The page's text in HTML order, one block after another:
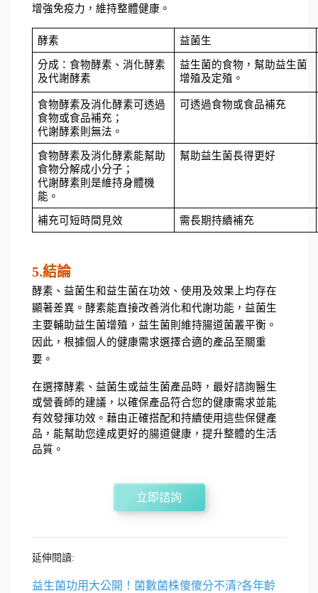
增強免疫力，維持整體健康。
酵素 益菌生
分成：食物酵素、消化酵素
及代謝酵素
益生菌的食物，幫助益生菌
增殖及定殖。
食物酵素及消化酵素可透過
食物或食品補充；
代謝酵素則無法。
可透過食物或食品補充
食物酵素及消化酵素能幫助
食物分解成小分子；
代謝酵素則是維持身體機
能。
幫助益生菌長得更好
補充可短時間見效 需長期持續補充
5.結論
酵素、益菌生和益生菌在功效、使用及效果上均存在
顯著差異。酵素能直接改善消化和代謝功能，益菌生
主要輔助益生菌增殖，益生菌則維持腸道菌叢平衡。
因此，根據個人的健康需求選擇合適的產品至關重
要。
在選擇酵素、益菌生或益生菌產品時，最好諮詢醫生
或營養師的建議，以確保產品符合您的健康需求並能
有效發揮功效。藉由正確搭配和持續使用這些保健產
品，能幫助您達成更好的腸道健康，提升整體的生活
品質。
立即諮詢
延伸閱讀:
益生菌功用大公開！菌數菌株傻傻分不清?各年齡